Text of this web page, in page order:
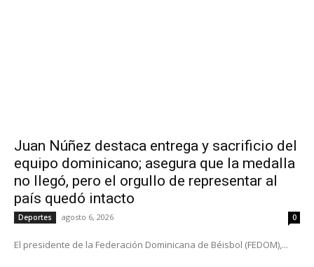
Juan Núñez destaca entrega y sacrificio del
equipo dominicano; asegura que la medalla
no llegó, pero el orgullo de representar al
país quedó intacto
Deportes agosto 6, 2026 0
El presidente de la Federación Dominicana de Béisbol (FEDOM),...